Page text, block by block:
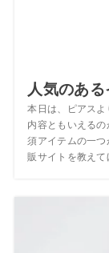
人気のあ
本日は、ピアス
内容ともいえる
須アイテムの一
販サイトを教え